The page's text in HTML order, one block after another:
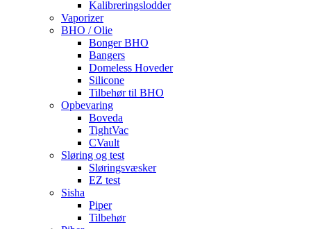
Kalibreringslodder
Vaporizer
BHO / Olie
Bonger BHO
Bangers
Domeless Hoveder
Silicone
Tilbehør til BHO
Opbevaring
Boveda
TightVac
CVault
Sløring og test
Sløringsvæsker
EZ test
Sisha
Piper
Tilbehør